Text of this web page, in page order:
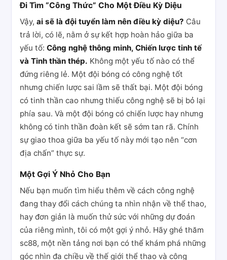
Đi Tìm “Công Thức” Cho Một Điều Kỳ Diệu
Vậy, ai sẽ là đội tuyển làm nên điều kỳ diệu? Câu
trả lời, có lẽ, nằm ở sự kết hợp hoàn hảo giữa ba
yếu tố: Công nghệ thông minh, Chiến lược tinh tế
và Tinh thần thép. Không một yếu tố nào có thể
đứng riêng lẻ. Một đội bóng có công nghệ tốt
nhưng chiến lược sai lầm sẽ thất bại. Một đội bóng
có tinh thần cao nhưng thiếu công nghệ sẽ bị bỏ lại
phía sau. Và một đội bóng có chiến lược hay nhưng
không có tinh thần đoàn kết sẽ sớm tan rã. Chính
sự giao thoa giữa ba yếu tố này mới tạo nên “cơn
địa chấn” thực sự.
Một Gợi Ý Nhỏ Cho Bạn
Nếu bạn muốn tìm hiểu thêm về cách công nghệ
đang thay đổi cách chúng ta nhìn nhận về thể thao,
hay đơn giản là muốn thử sức với những dự đoán
của riêng mình, tôi có một gợi ý nhỏ. Hãy ghé thăm
sc88, một nền tảng nơi bạn có thể khám phá những
góc nhìn đa chiều về thế giới thể thao và công